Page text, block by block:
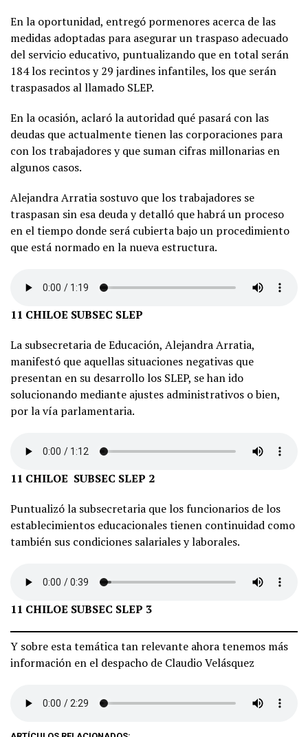
En la oportunidad, entregó pormenores acerca de las
medidas adoptadas para asegurar un traspaso adecuado
del servicio educativo, puntualizando que en total serán
184 los recintos y 29 jardines infantiles, los que serán
traspasados al llamado SLEP.
En la ocasión, aclaró la autoridad qué pasará con las
deudas que actualmente tienen las corporaciones para
con los trabajadores y que suman cifras millonarias en
algunos casos.
Alejandra Arratia sostuvo que los trabajadores se
traspasan sin esa deuda y detalló que habrá un proceso
en el tiempo donde será cubierta bajo un procedimiento
que está normado en la nueva estructura.
11 CHILOE SUBSEC SLEP
La subsecretaria de Educación, Alejandra Arratia,
manifestó que aquellas situaciones negativas que
presentan en su desarrollo los SLEP, se han ido
solucionando mediante ajustes administrativos o bien,
por la vía parlamentaria.
11 CHILOE SUBSEC SLEP 2
Puntualizó la subsecretaria que los funcionarios de los
establecimientos educacionales tienen continuidad como
también sus condiciones salariales y laborales.
11 CHILOE SUBSEC SLEP 3
Y sobre esta temática tan relevante ahora tenemos más
información en el despacho de Claudio Velásquez